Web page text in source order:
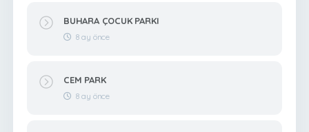
BUHARA ÇOCUK PARKI
8 ay önce
CEM PARK
8 ay önce